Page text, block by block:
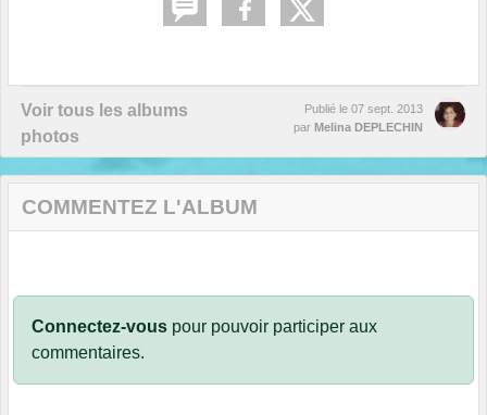
Voir tous les albums
photos
Publié le 07 sept. 2013
par Melina DEPLECHIN
COMMENTEZ L'ALBUM
Connectez-vous pour pouvoir participer aux
commentaires.